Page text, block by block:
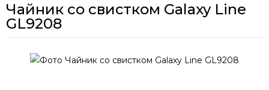
Чайник со свистком Galaxy Line
GL9208